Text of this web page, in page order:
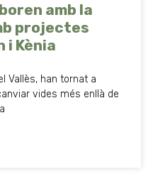
amb la
projectes
i Kènia
Vallès, han tornat a
vides més enllà de